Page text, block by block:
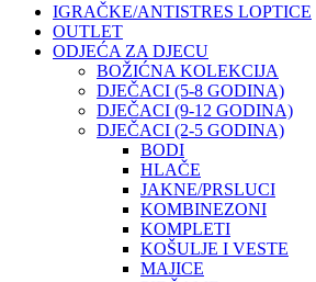
IGRAČKE/ANTISTRES LOPTICE
OUTLET
ODJEĆA ZA DJECU
BOŽIĆNA KOLEKCIJA
DJEČACI (5-8 GODINA)
DJEČACI (9-12 GODINA)
DJEČACI (2-5 GODINA)
BODI
HLAČE
JAKNE/PRSLUCI
KOMBINEZONI
KOMPLETI
KOŠULJE I VESTE
MAJICE